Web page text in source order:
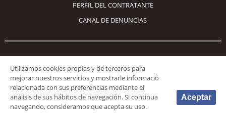
PERFIL DEL CONTRATANTE
CANAL DE DENUNCIAS
Síguenos
Utilizamos cookies propias y de terceros para
mejorar nuestros servicios y mostrarle informació
relacionada con sus preferencias mediante el
análisis de sus hábitos de navegación. Si continua
navegando, consideramos que acepta su uso.
Aceptar